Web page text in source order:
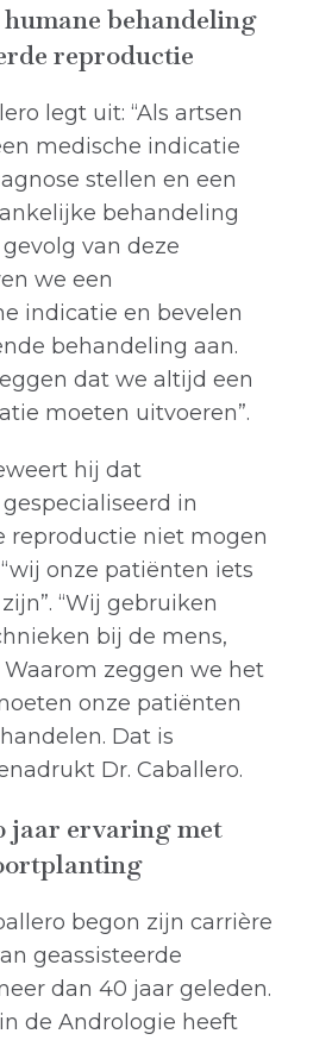
behandeling
reproductie
legt uit: “Als artsen
medische indicatie
stellen en een
behandeling
van deze
we een
indicatie en bevelen
behandeling aan.
dat we altijd een
moeten uitvoeren”.
hij dat
in
reproductie niet mogen
onze patiënten iets
“Wij gebruiken
bij de mens,
Waarom zeggen we het
onze patiënten
Dat is
Dr. Caballero.
jaar ervaring met
begon zijn carrière
geassisteerde
dan 40 jaar geleden.
de Andrologie heeft